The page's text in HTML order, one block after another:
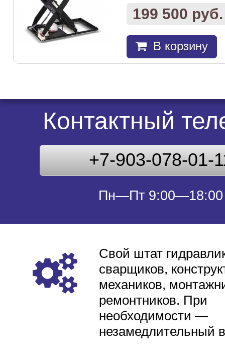
199 500 руб.
В корзину
Контактный
+7-903-078-01-
Пн—Пт 9:00—18:00
Свой штат
сварщиков,
механиков,
ремонтников. При
необходимости —
незамедлительный